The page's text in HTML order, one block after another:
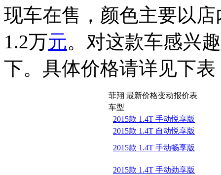
现车在售，颜色主要以
1.2万元。对这款车感兴
下。具体价格请详见下表
菲翔 最新价格变动报价表
车型
2015款 1.4T 手动悦享版
2015款 1.4T 自动悦享版
2015款 1.4T 手动畅享版
2015款 1.4T 手动劲享版